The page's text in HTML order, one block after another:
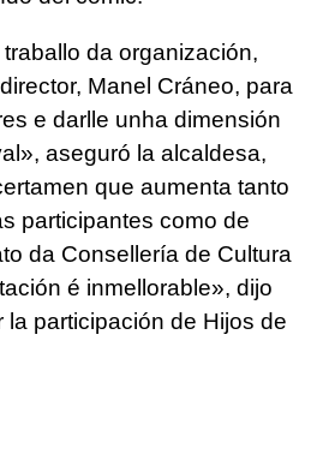
da organización,
Manel Cráneo, para
e darlle unha dimensión
», aseguró la alcaldesa,
que aumenta tanto
participantes como de
da Consellería de Cultura
é inmellorable», dijo
participación de Hijos de